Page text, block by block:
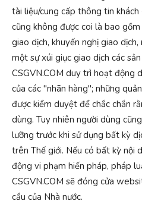
tài liệu/cung cấp thông tin
cũng không được coi là bao
giao dịch, khuyến nghị giao
một sự xúi giục giao dịch các
CSGVN.COM duy trì hoạt động
của các "nhãn hàng"; những
được kiểm duyệt để chắc chắn
dùng. Tuy nhiên người dùng
lưỡng trước khi sử dụng bất kỳ
trên Thế giới. Nếu có bất kỳ nội
động vi phạm hiến pháp, pháp
CSGVN.COM sẽ đóng cửa
cầu của Nhà nước.